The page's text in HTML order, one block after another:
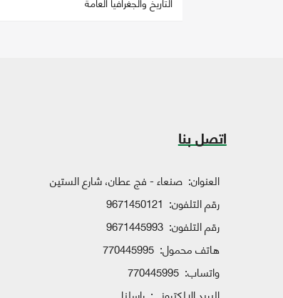
اتصل بنا
العنوان: صنعاء - فج عطان، شارع الستين
رقم التلفون: 9671450121
رقم التلفون: 9671445993
هاتف محمول: 770445995
واتساب: 770445995